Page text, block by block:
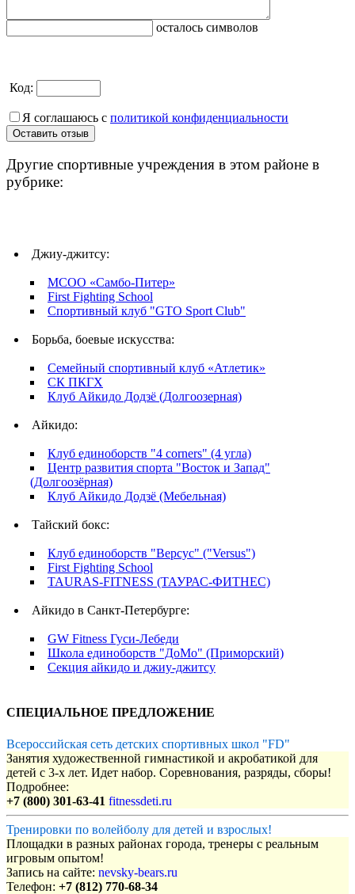
осталось символов
Код:
Я соглашаюсь с политикой конфиденциальности
Другие спортивные учреждения в этом районе в
рубрике:
Джиу-джитсу:
MCOO «Самбо-Питер»
First Fighting School
Спортивный клуб "GTO Sport Club"
Борьба, боевые искусства:
Семейный спортивный клуб «Атлетик»
СК ПКГХ
Клуб Айкидо Додзё (Долгоозерная)
Айкидо:
Клуб единоборств "4 corners" (4 угла)
Центр развития спорта "Восток и Запад"
(Долгоозёрная)
Клуб Айкидо Додзё (Мебельная)
Тайский бокс:
Клуб единоборств "Версус" ("Versus")
First Fighting School
TAURAS-FITNESS (ТАУРАС-ФИТНЕС)
Айкидо в Санкт-Петербурге:
GW Fitness Гуси-Лебеди
Школа единоборств "ДоМо" (Приморский)
Секция айкидо и джиу-джитсу
СПЕЦИАЛЬНОЕ ПРЕДЛОЖЕНИЕ
Всероссийская сеть детских спортивных школ "FD"
Занятия художественной гимнастикой и акробатикой для
детей с 3-х лет. Идет набор. Соревнования, разряды, сборы!
Подробнее:
+7 (800) 301-63-41 fitnessdeti.ru
Тренировки по волейболу для детей и взрослых!
Площадки в разных районах города, тренеры с реальным
игровым опытом!
Запись на сайте: nevsky-bears.ru
Телефон: +7 (812) 770-68-34